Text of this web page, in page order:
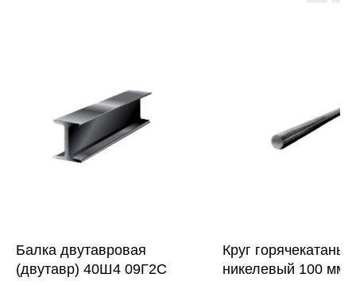
Балка двутавровая
(двутавр) 40Ш4 09Г2С
Круг горячекатаный
никелевый 100 мм